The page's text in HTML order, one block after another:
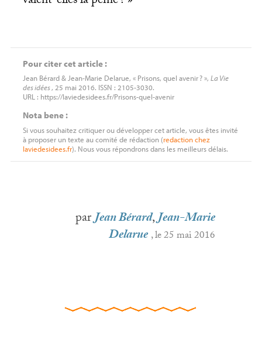
Pour citer cet article :
Jean Bérard & Jean-Marie Delarue, « Prisons, quel avenir ? », La Vie
des idées, 25 mai 2016. ISSN : 2105-3030.
URL : https://laviedesidees.fr/Prisons-quel-avenir
Nota bene :
Si vous souhaitez critiquer ou développer cet article, vous êtes invité
à proposer un texte au comité de rédaction (redactionchez
laviedesidees.fr). Nous vous répondrons dans les meilleurs délais.
parJean Bérard,Jean-Marie
Delarue, le 25 mai 2016